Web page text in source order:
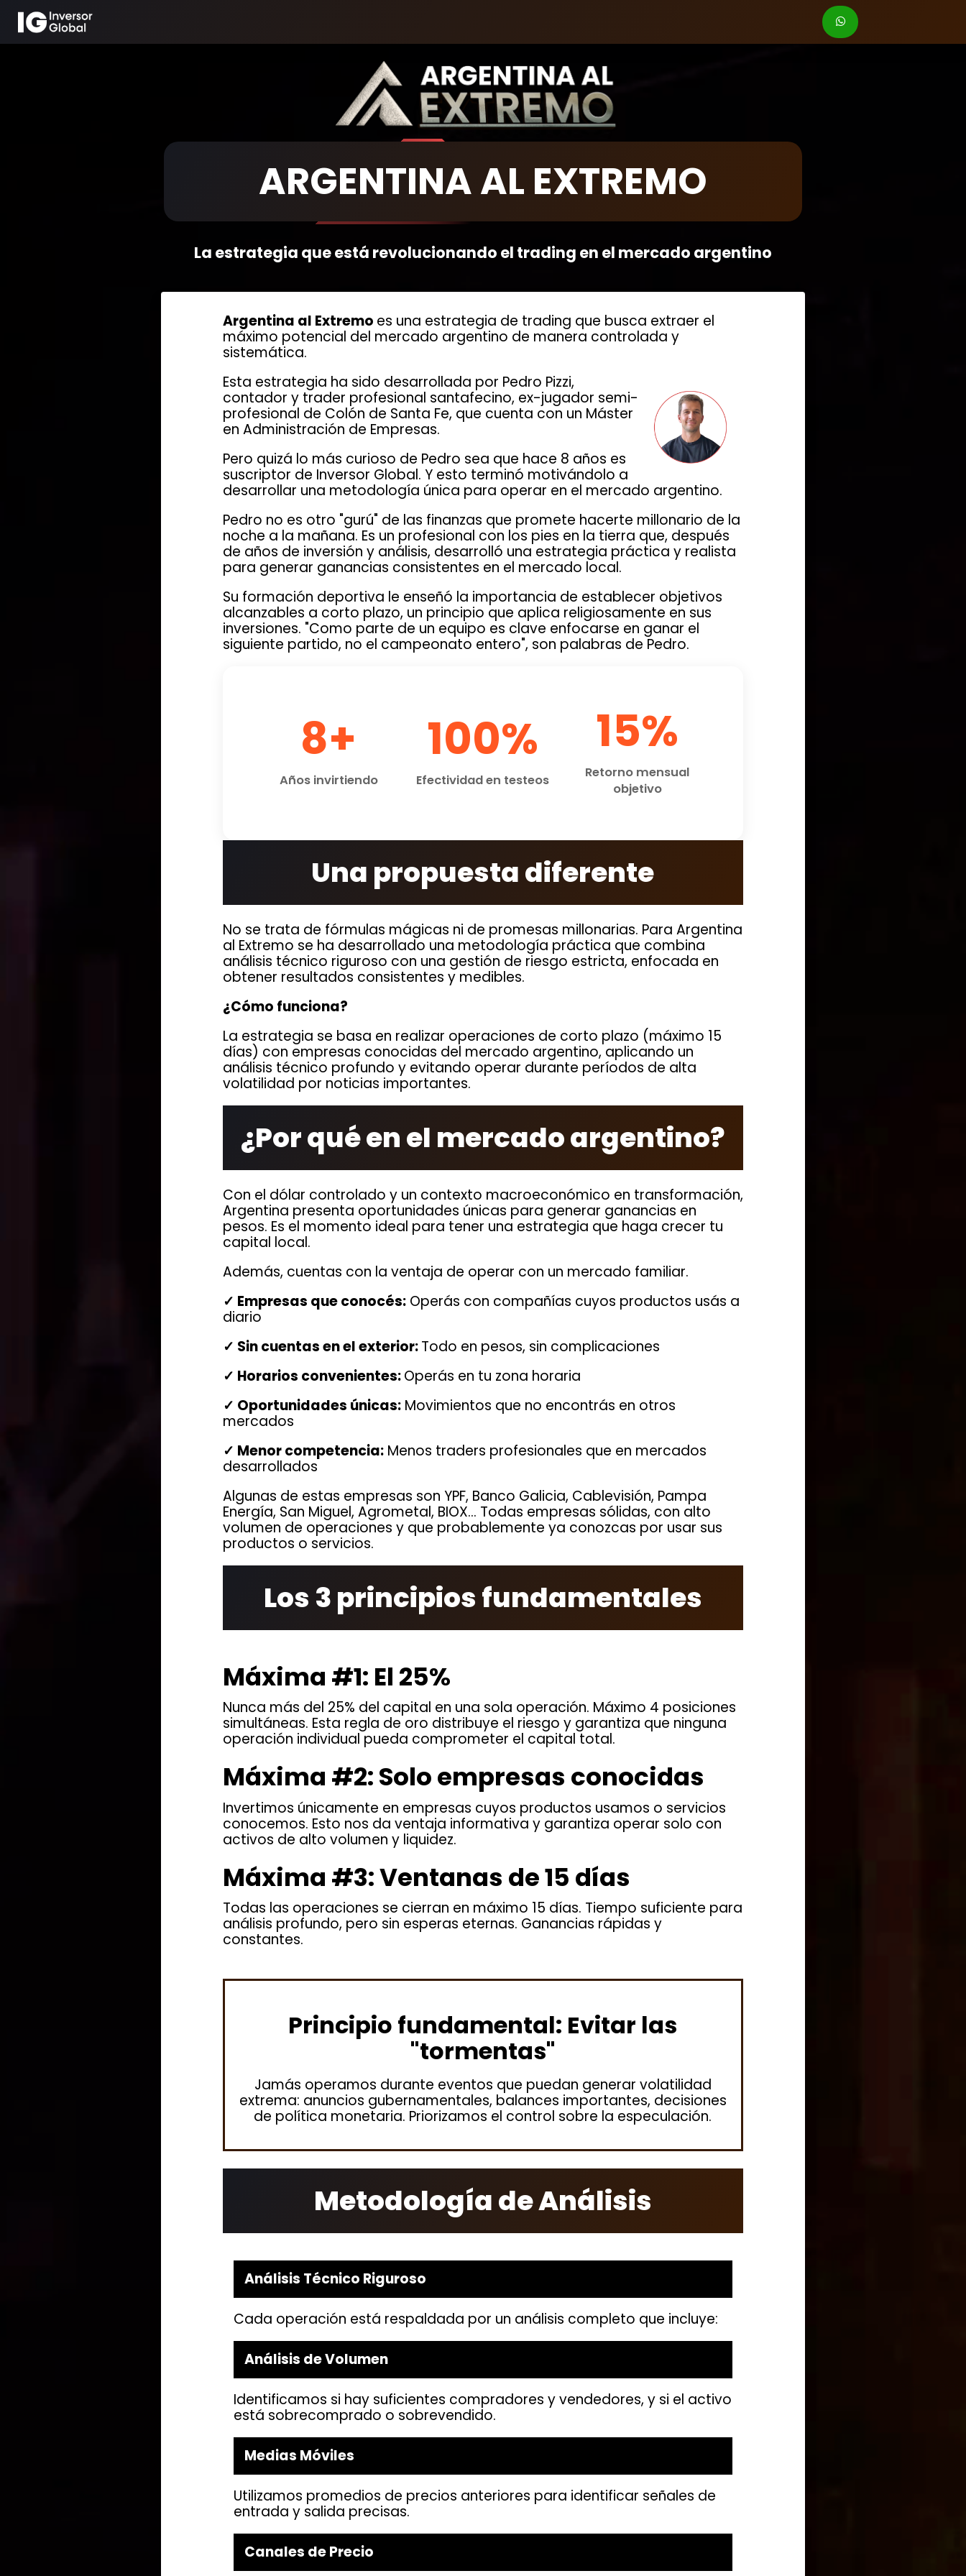
ARGENTINA AL EXTREMO
La estrategia que está revolucionando el trading en el mercado argentino
Argentina al Extremo es una estrategia de trading que busca extraer el
máximo potencial del mercado argentino de manera controlada y
sistemática.
Esta estrategia ha sido desarrollada por Pedro Pizzi,
contador y trader profesional santafecino, ex-jugador semi-
profesional de Colón de Santa Fe, que cuenta con un Máster
en Administración de Empresas.
Pero quizá lo más curioso de Pedro sea que hace 8 años es
suscriptor de Inversor Global. Y esto terminó motivándolo a
desarrollar una metodología única para operar en el mercado argentino.
Pedro no es otro "gurú" de las finanzas que promete hacerte millonario de la
noche a la mañana. Es un profesional con los pies en la tierra que, después
de años de inversión y análisis, desarrolló una estrategia práctica y realista
para generar ganancias consistentes en el mercado local.
Su formación deportiva le enseñó la importancia de establecer objetivos
alcanzables a corto plazo, un principio que aplica religiosamente en sus
inversiones. "Como parte de un equipo es clave enfocarse en ganar el
siguiente partido, no el campeonato entero", son palabras de Pedro.
8+
Años invirtiendo
100%
Efectividad en testeos
15%
Retorno mensual
objetivo
Una propuesta diferente
No se trata de fórmulas mágicas ni de promesas millonarias. Para Argentina
al Extremo se ha desarrollado una metodología práctica que combina
análisis técnico riguroso con una gestión de riesgo estricta, enfocada en
obtener resultados consistentes y medibles.
¿Cómo funciona?
La estrategia se basa en realizar operaciones de corto plazo (máximo 15
días) con empresas conocidas del mercado argentino, aplicando un
análisis técnico profundo y evitando operar durante períodos de alta
volatilidad por noticias importantes.
¿Por qué en el mercado argentino?
Con el dólar controlado y un contexto macroeconómico en transformación,
Argentina presenta oportunidades únicas para generar ganancias en
pesos. Es el momento ideal para tener una estrategia que haga crecer tu
capital local.
Además, cuentas con la ventaja de operar con un mercado familiar.
✓ Empresas que conocés:Operás con compañías cuyos productos usás a
diario
✓ Sin cuentas en el exterior:Todo en pesos, sin complicaciones
✓ Horarios convenientes:Operás en tu zona horaria
✓ Oportunidades únicas:Movimientos que no encontrás en otros
mercados
✓ Menor competencia:Menos traders profesionales que en mercados
desarrollados
Algunas de estas empresas son YPF, Banco Galicia, Cablevisión, Pampa
Energía, San Miguel, Agrometal, BIOX... Todas empresas sólidas, con alto
volumen de operaciones y que probablemente ya conozcas por usar sus
productos o servicios.
Los 3 principios fundamentales
Máxima #1: El 25%
Nunca más del 25% del capital en una sola operación. Máximo 4 posiciones
simultáneas. Esta regla de oro distribuye el riesgo y garantiza que ninguna
operación individual pueda comprometer el capital total.
Máxima #2: Solo empresas conocidas
Invertimos únicamente en empresas cuyos productos usamos o servicios
conocemos. Esto nos da ventaja informativa y garantiza operar solo con
activos de alto volumen y liquidez.
Máxima #3: Ventanas de 15 días
Todas las operaciones se cierran en máximo 15 días. Tiempo suficiente para
análisis profundo, pero sin esperas eternas. Ganancias rápidas y
constantes.
Principio fundamental: Evitar las
"tormentas"
Jamás operamos durante eventos que puedan generar volatilidad
extrema: anuncios gubernamentales, balances importantes, decisiones
de política monetaria. Priorizamos el control sobre la especulación.
Metodología de Análisis
Análisis Técnico Riguroso
Cada operación está respaldada por un análisis completo que incluye:
Análisis de Volumen
Identificamos si hay suficientes compradores y vendedores, y si el activo
está sobrecomprado o sobrevendido.
Medias Móviles
Utilizamos promedios de precios anteriores para identificar señales de
entrada y salida precisas.
Canales de Precio